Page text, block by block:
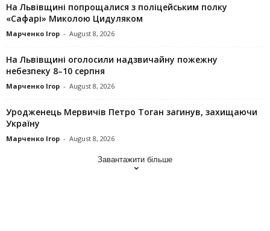
На Львівщині попрощалися з поліцейським полку
«Сафарі» Миколою Цидуляком
Марченко Ігор - August 8, 2026
На Львівщині оголосили надзвичайну пожежну
небезпеку 8–10 серпня
Марченко Ігор - August 8, 2026
Уродженець Мервичів Петро Тоган загинув, захищаючи
Україну
Марченко Ігор - August 8, 2026
Завантажити більше